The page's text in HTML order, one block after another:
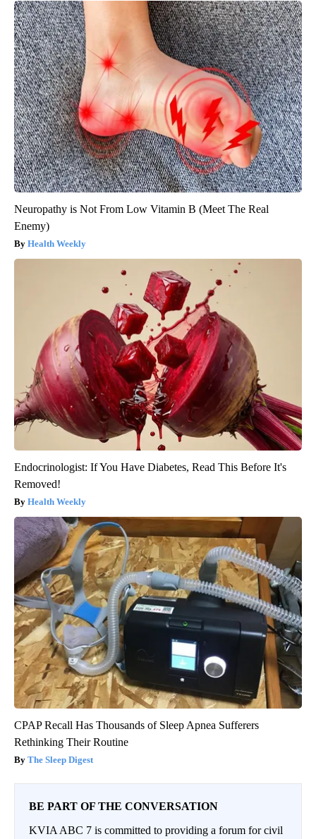
Neuropathy is Not From Low Vitamin B (Meet The Real
Enemy)
Health Weekly
Endocrinologist: If You Have Diabetes, Read This Before It's
Removed!
Health Weekly
CPAP Recall Has Thousands of Sleep Apnea Sufferers
Rethinking Their Routine
The Sleep Digest
BE PART OF THE CONVERSATION
KVIA ABC 7 is committed to providing a forum for civil